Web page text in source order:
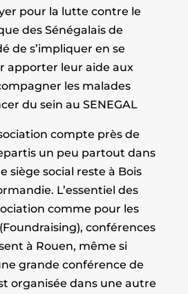
pour la lutte contre le
des Sénégalais de
de s’impliquer en se
apporter leur aide aux
les malades
du sein au SENEGAL
compte près de
un peu partout dans
siège social reste à Bois
L’essentiel des
comme pour les
conférences
à Rouen, même si
grande conférence de
organisée dans une autre